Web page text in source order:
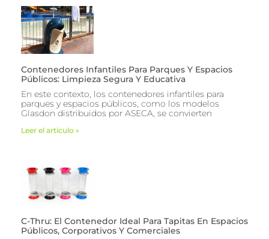
Contenedores Infantiles Para Parques Y Espacios
Públicos: Limpieza Segura Y Educativa
En este contexto, los contenedores infantiles para
parques y espacios públicos, como los modelos
Glasdon distribuidos por ASECA, se convierten
Leer el artículo »
C-Thru: El Contenedor Ideal Para Tapitas En Espacios
Públicos, Corporativos Y Comerciales